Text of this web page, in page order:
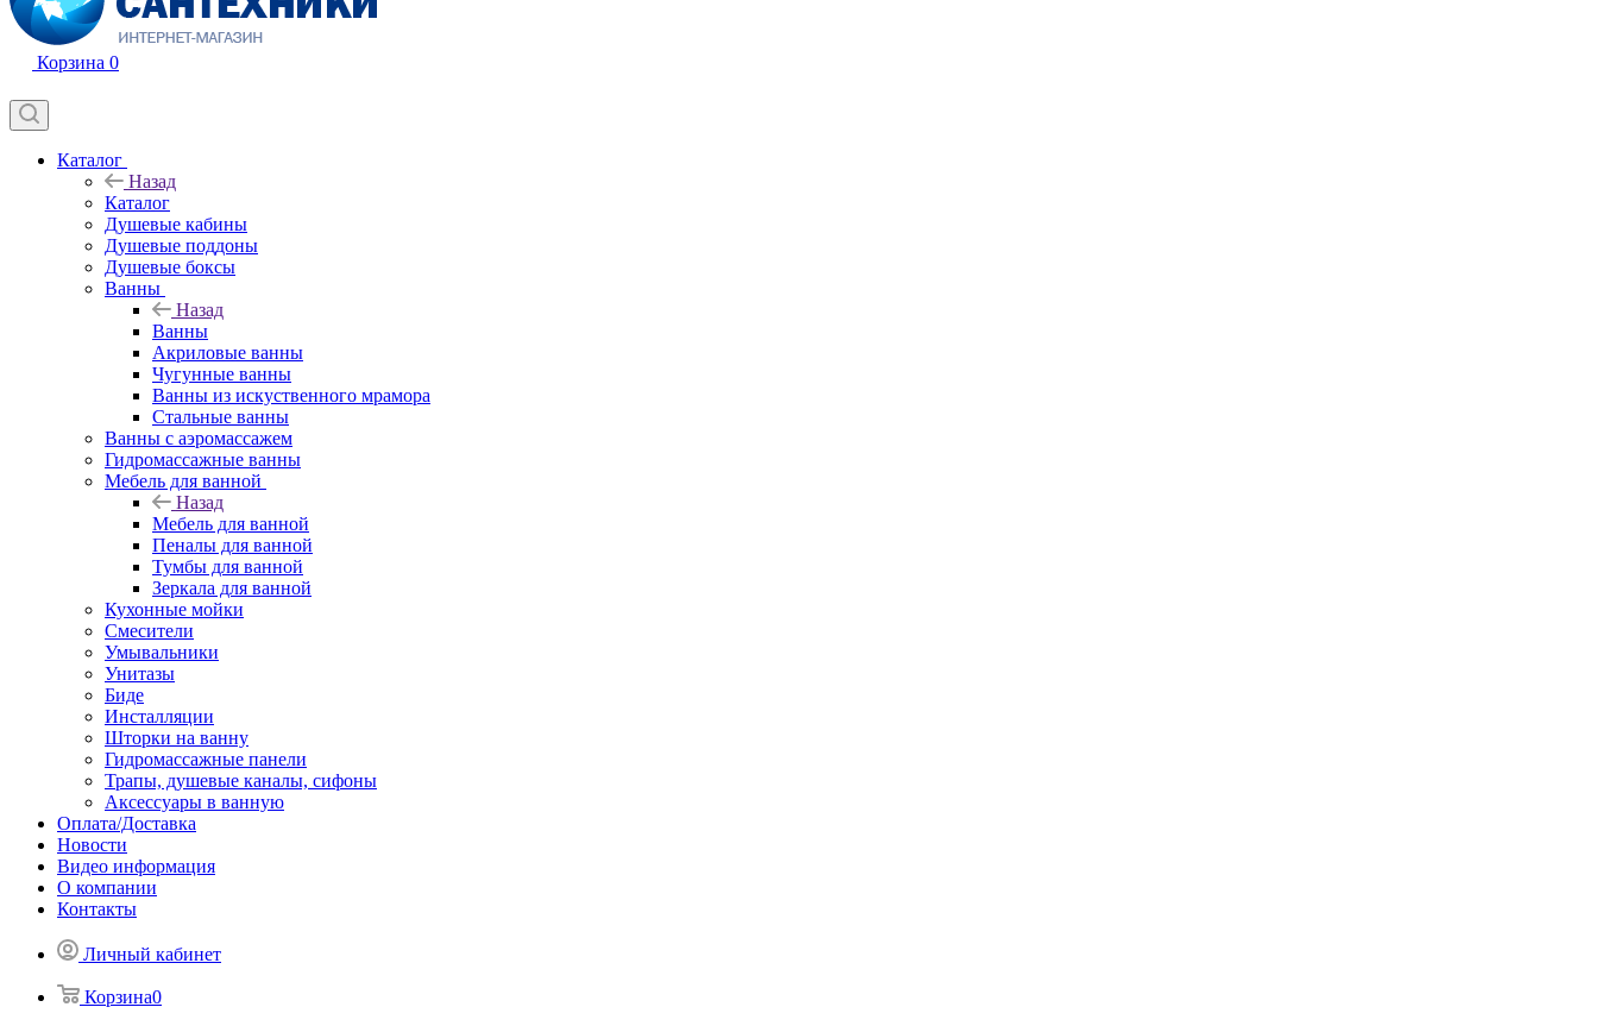
Корзина 0
Каталог
Назад
Каталог
Душевые кабины
Душевые поддоны
Душевые боксы
Ванны
Назад
Ванны
Акриловые ванны
Чугунные ванны
Ванны из искуственного мрамора
Стальные ванны
Ванны с аэромассажем
Гидромассажные ванны
Мебель для ванной
Назад
Мебель для ванной
Пеналы для ванной
Тумбы для ванной
Зеркала для ванной
Кухонные мойки
Смесители
Умывальники
Унитазы
Биде
Инсталляции
Шторки на ванну
Гидромассажные панели
Трапы, душевые каналы, сифоны
Аксессуары в ванную
Оплата/Доставка
Новости
Видео информация
О компании
Контакты
Личный кабинет
Корзина0